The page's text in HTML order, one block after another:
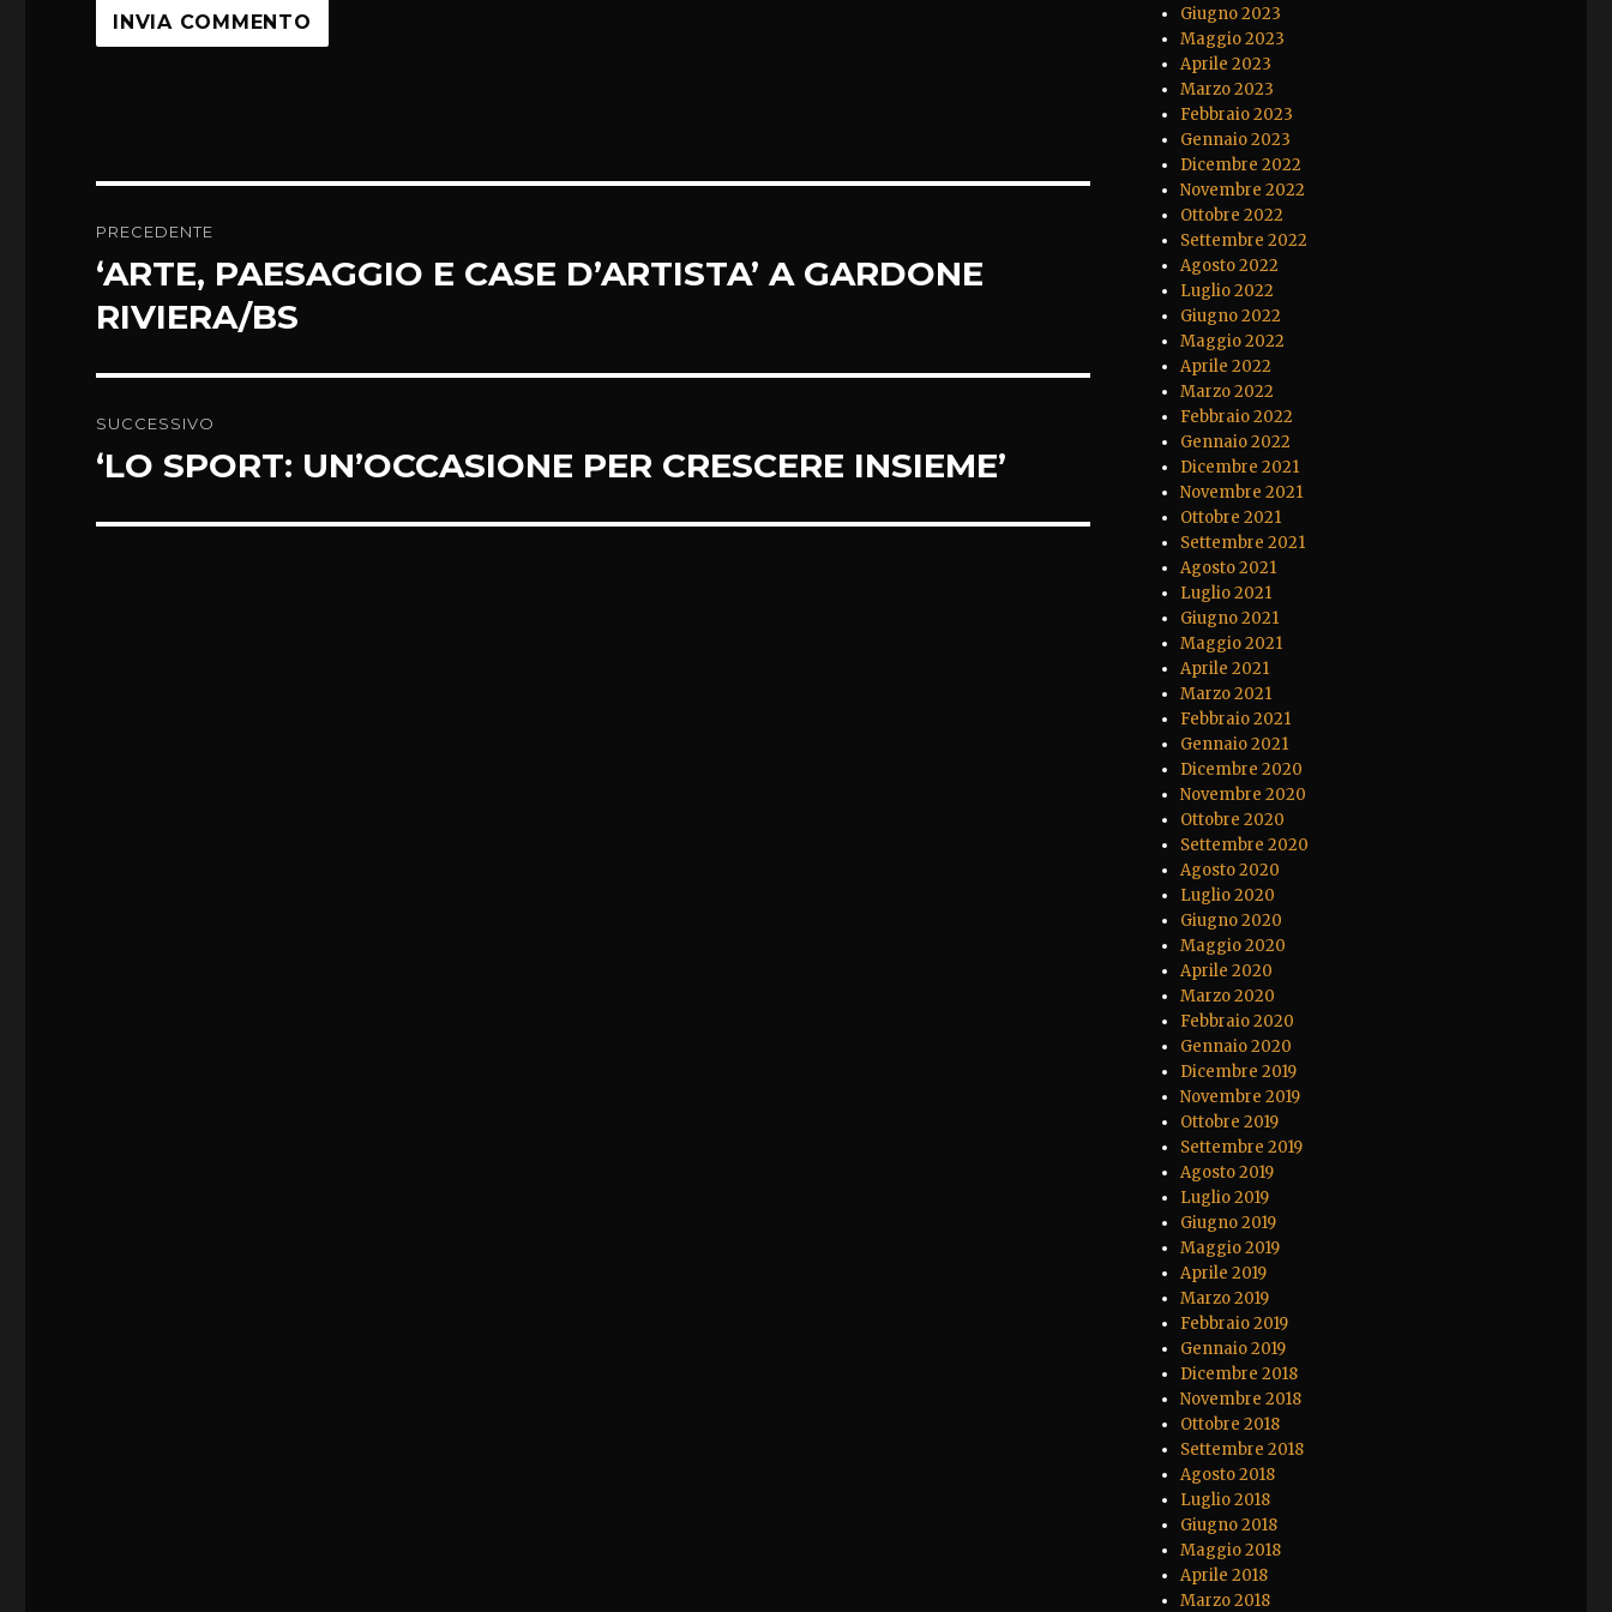
articoli
PRECEDENTE
Articolo
precedente:
‘ARTE, PAESAGGIO E CASE D’ARTISTA’ A GARDONE
RIVIERA/BS
SUCCESSIVO
Articolo
‘LO SPORT: UN’OCCASIONE PER CRESCERE INSIEME’
Giugno 2023
Maggio 2023
Aprile 2023
Marzo 2023
Febbraio 2023
Gennaio 2023
Dicembre 2022
Novembre 2022
Ottobre 2022
Settembre 2022
Agosto 2022
Luglio 2022
Giugno 2022
Maggio 2022
Aprile 2022
Marzo 2022
Febbraio 2022
Gennaio 2022
Dicembre 2021
Novembre 2021
Ottobre 2021
Settembre 2021
Agosto 2021
Luglio 2021
Giugno 2021
Maggio 2021
Aprile 2021
Marzo 2021
Febbraio 2021
Gennaio 2021
Dicembre 2020
Novembre 2020
Ottobre 2020
Settembre 2020
Agosto 2020
Luglio 2020
Giugno 2020
Maggio 2020
Aprile 2020
Marzo 2020
Febbraio 2020
Gennaio 2020
Dicembre 2019
Novembre 2019
Ottobre 2019
Settembre 2019
Agosto 2019
Luglio 2019
Giugno 2019
Maggio 2019
Aprile 2019
Marzo 2019
Febbraio 2019
Gennaio 2019
Dicembre 2018
Novembre 2018
Ottobre 2018
Settembre 2018
Agosto 2018
Luglio 2018
Giugno 2018
Maggio 2018
Aprile 2018
Marzo 2018